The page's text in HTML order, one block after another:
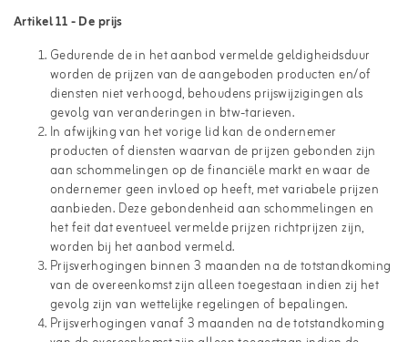
Artikel 11 - De prijs
Gedurende de in het aanbod vermelde geldigheidsduur
worden de prijzen van de aangeboden producten en/of
diensten niet verhoogd, behoudens prijswijzigingen als
gevolg van veranderingen in btw-tarieven.
In afwijking van het vorige lid kan de ondernemer
producten of diensten waarvan de prijzen gebonden zijn
aan schommelingen op de financiële markt en waar de
ondernemer geen invloed op heeft, met variabele prijzen
aanbieden. Deze gebondenheid aan schommelingen en
het feit dat eventueel vermelde prijzen richtprijzen zijn,
worden bij het aanbod vermeld.
Prijsverhogingen binnen 3 maanden na de totstandkoming
van de overeenkomst zijn alleen toegestaan indien zij het
gevolg zijn van wettelijke regelingen of bepalingen.
Prijsverhogingen vanaf 3 maanden na de totstandkoming